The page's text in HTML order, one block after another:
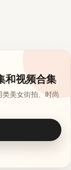
和视频合集
美女街拍、时尚